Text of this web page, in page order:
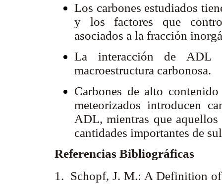
Los carbones estudiados
y los factores que
asociados a la fracción
La interacción de ADL
macroestructura carbonosa.
Carbones de alto
meteorizados introducen
ADL, mientras que
cantidades importantes de
Referencias Bibliográficas
1. Schopf, J. M.: A Definition